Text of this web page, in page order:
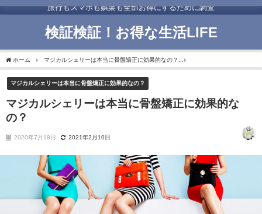
旅行もスマホも娯楽も全部お得にするために調査
検証検証！お得な生活LIFE
ホーム マジカルシェリーは本当に骨盤矯正に効果的なの？
マジカルシェリーは本当に骨盤矯正に効果的なの？
マジカルシェリーは本当に骨盤矯正に効果的な
の？
2020年7月18日 2021年2月10日